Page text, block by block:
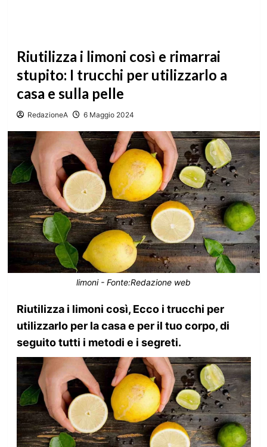
Riutilizza i limoni così e rimarrai
stupito: I trucchi per utilizzarlo a
casa e sulla pelle
RedazioneA 6 Maggio 2024
limoni - Fonte:Redazione web
Riutilizza i limoni così, Ecco i trucchi per
utilizzarlo per la casa e per il tuo corpo, di
seguito tutti i metodi e i segreti.